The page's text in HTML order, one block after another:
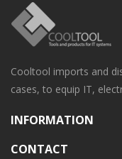
Cooltool imports and
cases, to equip IT,
INFORMATION
CONTACT